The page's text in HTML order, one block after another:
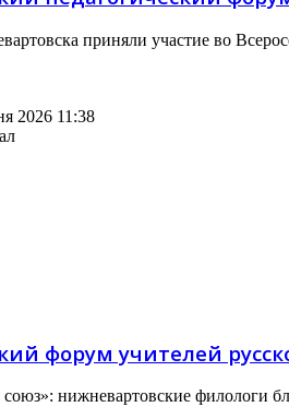
приняли участие во
2026 11:38
форум учителей
нижневартовские филологи